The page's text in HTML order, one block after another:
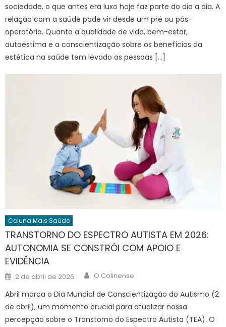
sociedade, o que antes era luxo hoje faz parte do dia a dia. A
relação com a saúde pode vir desde um pré ou pós-
operatório. Quanto a qualidade de vida, bem-estar,
autoestima e a conscientização sobre os benefícios da
estética na saúde tem levado as pessoas […]
Coluna Mais Saúde
TRANSTORNO DO ESPECTRO AUTISTA EM 2026:
AUTONOMIA SE CONSTRÓI COM APOIO E
EVIDÊNCIA
Posted
on
2 de abril de 2026 Author
O Colinense
Abril marca o Dia Mundial de Conscientização do Autismo (2
de abril), um momento crucial para atualizar nossa
percepção sobre o Transtorno do Espectro Autista (TEA). O